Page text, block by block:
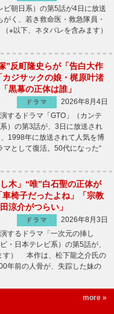
朝日系）の第5話が4日に放送
く、若き救命医・救急隊員・
※以下、ネタバレを含みます）
”反町隆史らが「告白大作
ジサックの娘・梶原叶渚
黒幕の正体は誰」
ドラマ
2026年8月4日
するドラマ「GTO」（カンテ
）の第3話が、3日に放送され
1998年に放送されて人気を博
として復活。50代になった“
し木」“唯”白石聖の正体が
車椅子だったよね」「宗教
涼介がつらい」
ドラマ
2026年8月3日
するドラマ「一次元の挿し
・日本テレビ系）の第5話が、
す） 本作は、松下龍之介氏の
年前の人骨が、失踪した妹の
more »